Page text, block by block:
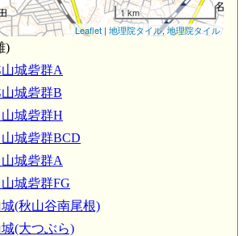
1 km
Leaflet | 地理院タイル,地理院タイル
)
城砦群A
城砦群B
城砦群H
城砦群BCD
城砦群A
城砦群FG
(秋山谷南尾根)
(大つぶら)